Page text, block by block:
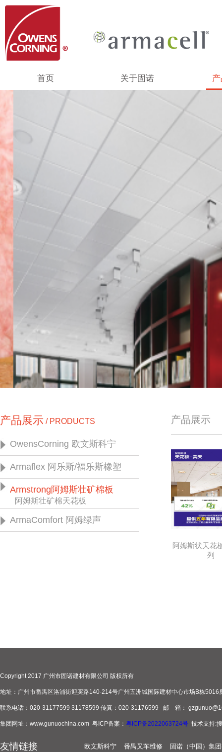
首页 关于固诺
产品展示 / PRODUCTS
OwensCorning 欧文斯科宁
欧文斯科宁风管保温玻璃棉
欧文斯科宁隔音隔热玻璃棉
欧文斯科宁保温岩棉板
欧文斯科宁挤塑泡沫保温板
欧文斯科宁红色玻璃棉管壳
欧文斯科宁离心玻璃棉
欧文斯科宁FOAMGLAS 风格泡沫
玻璃
欧文斯科防排烟专用岩棉板
欧文斯科宁钢结构专用玻璃棉
Armaflex 阿乐斯/福乐斯橡塑
Class 1 Armaflex 一级福乐斯橡塑
Class O Armaflex 零级福乐斯橡塑
Armaflex福乐斯自粘保温胶带
Armaflex 福乐斯保温胶水
Armaflex 福乐斯托马
福乐斯 DS
Armstrong阿姆斯壮矿棉板
阿姆斯壮矿棉天花板
ArmaComfort 阿姆绿声
产品展示
阿姆斯状天花
列
Copyright 2017 广州市固诺建材有限公司 版权所有
地址：广州市番禺区洛浦街迎宾路140-214号广州五洲城国际建材中心市场B栋5016
联系电话：020-31177599 31178599 传真：020-31176599 邮 箱：
集团网址：www.gunuochina.com 粤ICP备案： 粤ICP备2022063724号 技术支持:
友情链接 欧文斯科宁 番禺叉车维修
固诺（中国）集